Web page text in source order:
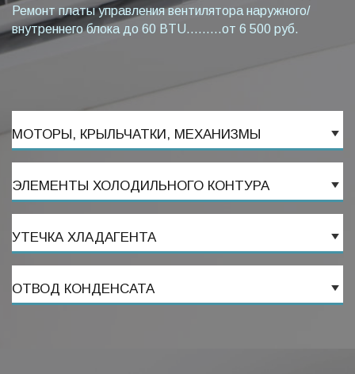
Ремонт платы управления вентилятора наружного/
внутреннего блока до 60 BTU.........от 6 500 руб.
МОТОРЫ, КРЫЛЬЧАТКИ, МЕХАНИЗМЫ
ЭЛЕМЕНТЫ ХОЛОДИЛЬНОГО КОНТУРА
УТЕЧКА ХЛАДАГЕНТА
ОТВОД КОНДЕНСАТА